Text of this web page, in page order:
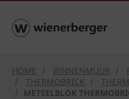
text.skipToContent
text.skipToNavigation
HOME BINNENMUUR
THERMOBRICK
METSELBLOK